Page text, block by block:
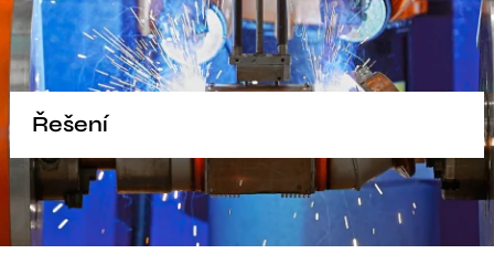
Řešení